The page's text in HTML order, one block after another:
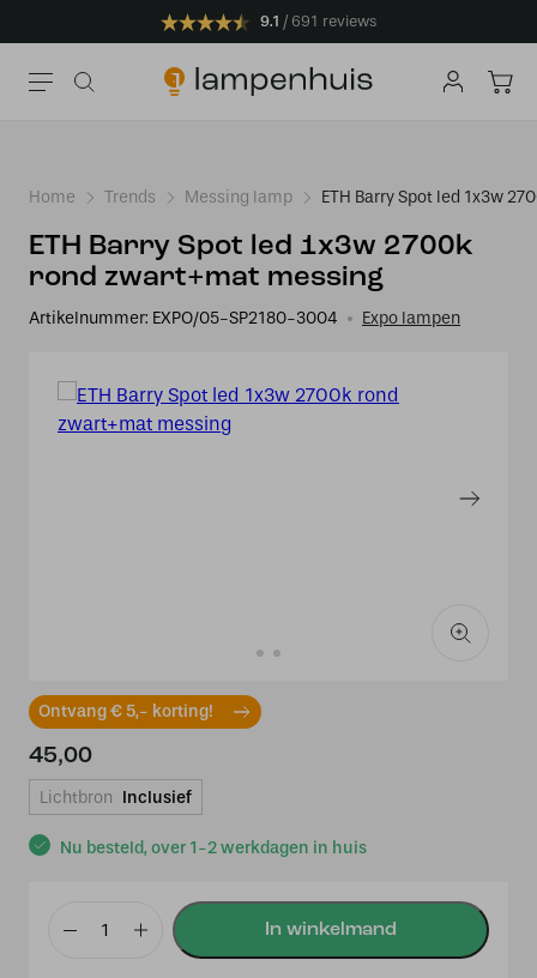
9.1 691 reviews
Home Trends Messing lamp ETH Barry Spot led 1x3w
ETH Barry Spot led 1x3w 2700k
rond zwart+mat messing
Artikelnummer: EXPO/05-SP2180-3004 Expo lampen
Ontvang € 5,- korting!
Nu besteld, over 1-2 werkdagen in huis
45,00
Lichtbron Inclusief